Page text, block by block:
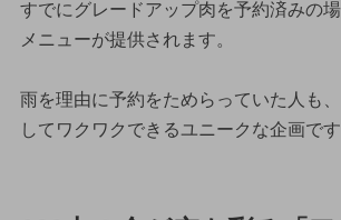
すでにグレードアップ肉を予約済みの
メニューが提供されます。
雨を理由に予約をためらっていた人も
してワクワクできるユニークな企画です